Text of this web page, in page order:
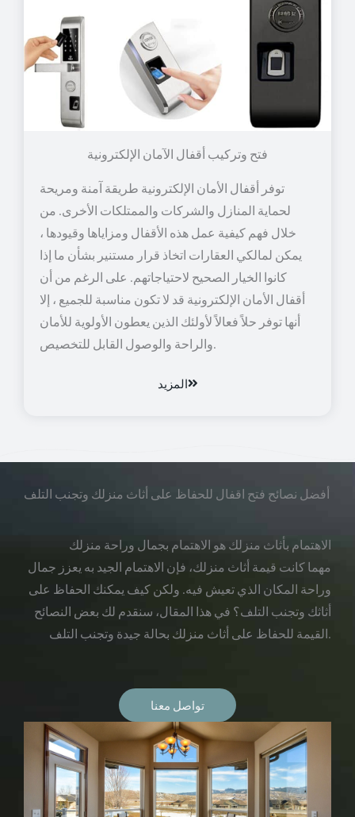
توفر أقفال الأمان الإلكترونية طريقة آمنة ومريحة
لحماية المنازل والشركات والممتلكات الأخرى. من
خلال فهم كيفية عمل هذه الأقفال ومزاياها وقيودها ،
يمكن لمالكي العقارات اتخاذ قرار مستنير بشأن ما إذا
كانوا الخيار الصحيح لاحتياجاتهم. على الرغم من أن
أقفال الأمان الإلكترونية قد لا تكون مناسبة للجميع ، إلا
أنها توفر حلاً فعالاً لأولئك الذين يعطون الأولوية للأمان
والراحة والوصول القابل للتخصيص.
المزيد
أفضل نصائح فتح اقفال للحفاظ على أثاث منزلك وتجنب التلف
الاهتمام بأثاث منزلك هو الاهتمام بجمال وراحة منزلك
مهما كانت قيمة أثاث منزلك، فإن الاهتمام الجيد به يعزز جمال
وراحة المكان الذي تعيش فيه. ولكن كيف يمكنك الحفاظ على
أثاثك وتجنب التلف؟ في هذا المقال، سنقدم لك بعض النصائح
القيمة للحفاظ على أثاث منزلك بحالة جيدة وتجنب التلف.
تواصل معنا